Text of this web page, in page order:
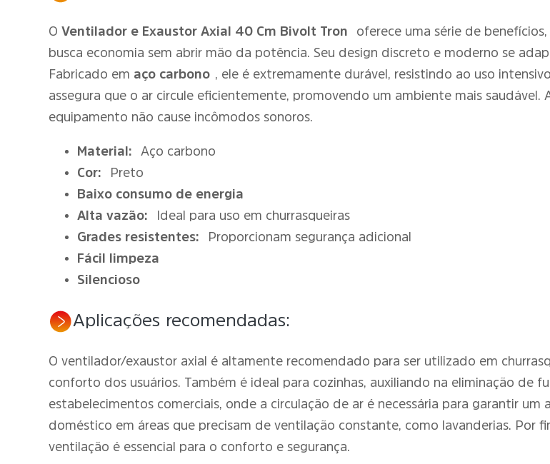
O Ventilador e Exaustor Axial 40 Cm Bivolt Tron
oferece uma série de
busca economia sem abrir mão da potência. Seu design discreto e moderno se
Fabricado em aço carbono , ele é extremamente durável, resistindo ao uso
assegura que o ar circule eficientemente, promovendo um ambiente mais
equipamento não cause incômodos sonoros.
Material:
Aço carbono
Cor:
Preto
Baixo consumo de energia
Alta vazão:
Ideal para uso em churrasqueiras
Grades resistentes:
Proporcionam segurança adicional
Fácil limpeza
Silencioso
Aplicações recomendadas:
O ventilador/exaustor axial é altamente recomendado para ser utilizado em
conforto dos usuários. Também é ideal para cozinhas, auxiliando na eliminação de
estabelecimentos comerciais, onde a circulação de ar é necessária para garantir
doméstico em áreas que precisam de ventilação constante, como lavanderias. Por
ventilação é essencial para o conforto e segurança.